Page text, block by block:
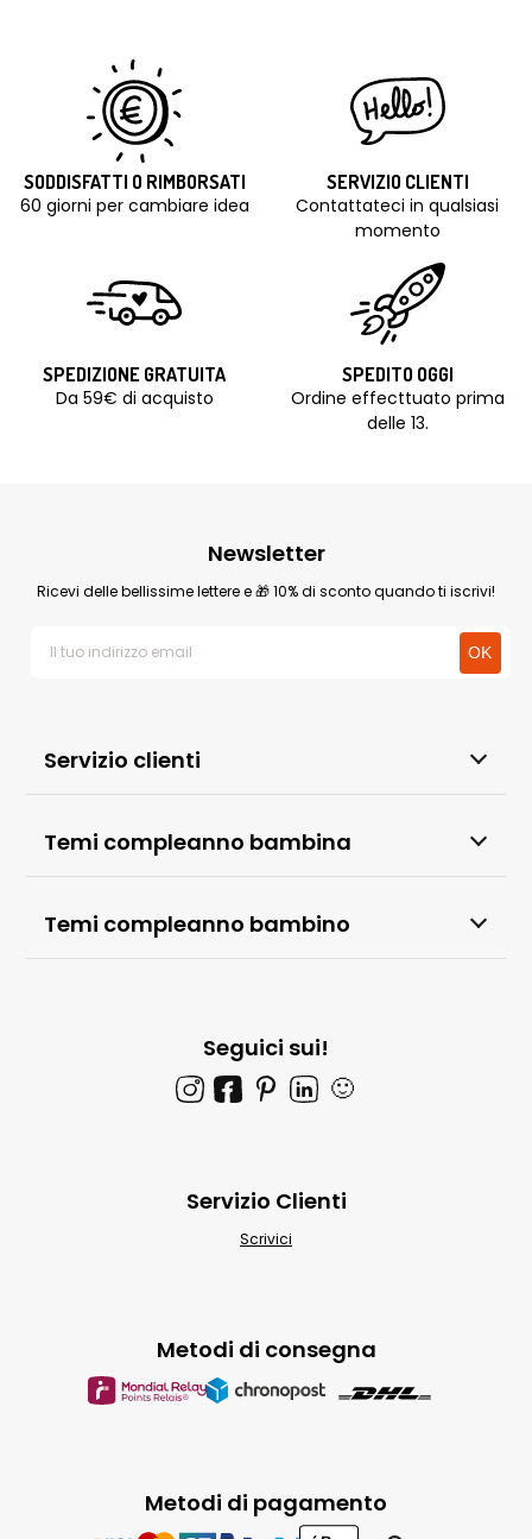
SODDISFATTI O RIMBORSATI
60 giorni per cambiare idea
SERVIZIO CLIENTI
Contattateci in qualsiasi
momento
SPEDIZIONE GRATUITA
Da 59€ di acquisto
SPEDITO OGGI
Ordine effecttuato prima
delle 13.
Servizio clienti
Temi compleanno bambina
Temi compleanno bambino
Newsletter
Ricevi delle bellissime lettere e 🎁 10% di sconto quando ti iscrivi!
Seguici sui!
🙂
Metodi di pagamento
Metodi di consegna
Servizio Clienti
Scrivici